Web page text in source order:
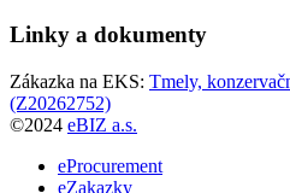
Linky a dokumenty
Zákazka na EKS: Tmely,
(Z20262752)
©2024 eBIZ a.s.
eProcurement
eZakazky